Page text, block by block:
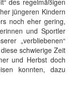
des regelmäßigen
jüngeren Kindern
noch eher gering,
und Sportler
„verbliebenen“
schwierige Zeit
und Herbst doch
konnten, dazu